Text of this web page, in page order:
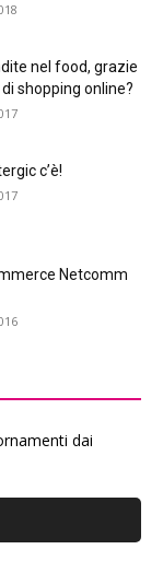
nel food, grazie
shopping online?
c’è!
Netcomm
dai